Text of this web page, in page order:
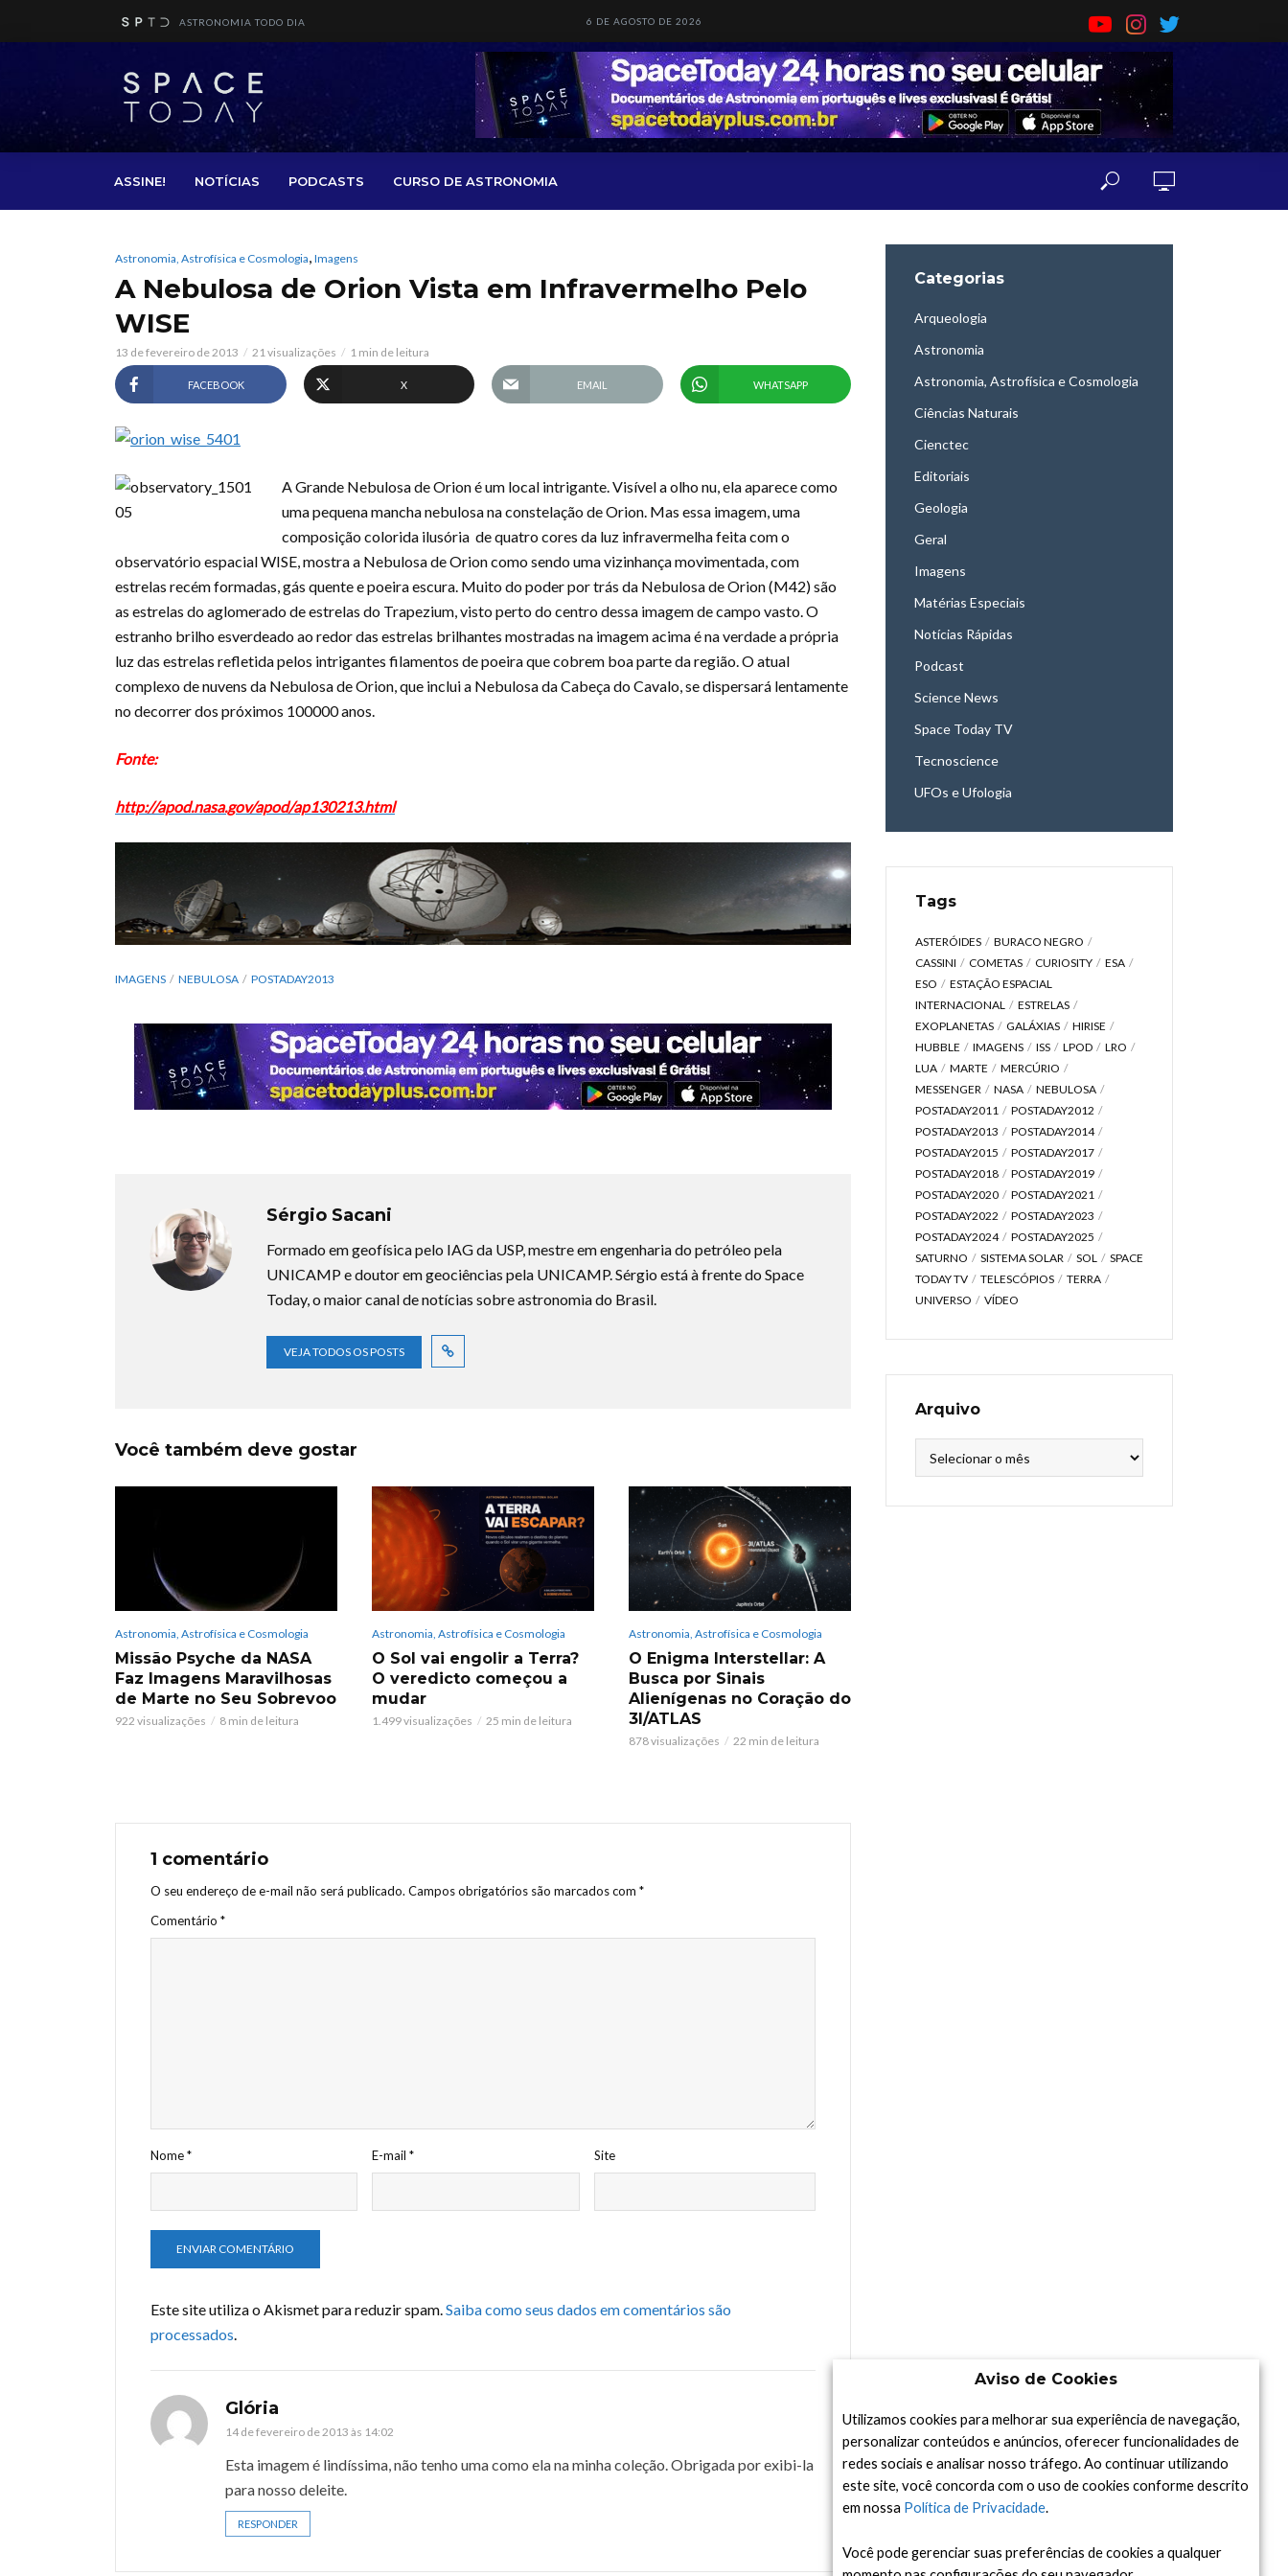
ASTRONOMIA TODO DIA 6 DE AGOSTO DE 2026
ASSINE! NOTÍCIAS PODCASTS CURSO DE ASTRONOMIA
Astronomia, Astrofísica e Cosmologia, Imagens
A Nebulosa de Orion Vista em Infravermelho Pelo
WISE
13 de fevereiro de 2013 21 visualizações 1 min de leitura
FACEBOOK X EMAIL WHATSAPP
A Grande Nebulosa de Orion é um local intrigante. Visível a olho nu, ela aparece como
uma pequena mancha nebulosa na constelação de Orion. Mas essa imagem, uma
composição colorida ilusória de quatro cores da luz infravermelha feita com o
observatório espacial WISE, mostra a Nebulosa de Orion como sendo uma vizinhança movimentada, com
estrelas recém formadas, gás quente e poeira escura. Muito do poder por trás da Nebulosa de Orion (M42) são
as estrelas do aglomerado de estrelas do Trapezium, visto perto do centro dessa imagem de campo vasto. O
estranho brilho esverdeado ao redor das estrelas brilhantes mostradas na imagem acima é na verdade a própria
luz das estrelas refletida pelos intrigantes filamentos de poeira que cobrem boa parte da região. O atual
complexo de nuvens da Nebulosa de Orion, que inclui a Nebulosa da Cabeça do Cavalo, se dispersará lentamente
no decorrer dos próximos 100000 anos.
Fonte:
http://apod.nasa.gov/apod/ap130213.html
IMAGENS NEBULOSA POSTADAY2013
Sérgio Sacani
Formado em geofísica pelo IAG da USP, mestre em engenharia do petróleo pela
UNICAMP e doutor em geociências pela UNICAMP. Sérgio está à frente do Space
Today, o maior canal de notícias sobre astronomia do Brasil.
VEJA TODOS OS POSTS
Você também deve gostar
Astronomia, Astrofísica e Cosmologia
Missão Psyche da NASA
Faz Imagens Maravilhosas
de Marte no Seu Sobrevoo
922 visualizações 8 min de leitura
Astronomia, Astrofísica e Cosmologia
O Sol vai engolir a Terra?
O veredicto começou a
mudar
1.499 visualizações 25 min de leitura
Astronomia, Astrofísica e Cosmologia
O Enigma Interstellar: A
Busca por Sinais
Alienígenas no Coração do
3I/ATLAS
878 visualizações 22 min de leitura
1 comentário
O seu endereço de e-mail não será publicado. Campos obrigatórios são marcados com *
Comentário *
Nome* E-mail* Site
Este site utiliza o Akismet para reduzir spam. Saiba como seus dados em comentários são
processados
Glória
14 de fevereiro de 2013 às 14:02
Esta imagem é lindíssima, não tenho uma como ela na minha coleção. Obrigada por exibi-la
para nosso deleite.
RESPONDER
Categorias
Arqueologia
Astronomia
Astronomia, Astrofísica e Cosmologia
Ciências Naturais
Cienctec
Editoriais
Geologia
Geral
Imagens
Matérias Especiais
Notícias Rápidas
Podcast
Science News
Space Today TV
Tecnoscience
UFOs e Ufologia
Tags
ASTERÓIDES
BURACO NEGRO
CASSINI
COMETAS CURIOSITY
ESA
ESO
ESTAÇÃO ESPACIAL
INTERNACIONAL
ESTRELAS
EXOPLANETAS
GALÁXIAS
HIRISE
HUBBLE
IMAGENS ISS LPOD
LRO
LUA
MARTE
MERCÚRIO
MESSENGER
NASA
NEBULOSA
POSTADAY2011
POSTADAY2012
POSTADAY2013
POSTADAY2014
POSTADAY2015
POSTADAY2017
POSTADAY2018
POSTADAY2019
POSTADAY2020
POSTADAY2021
POSTADAY2022
POSTADAY2023
POSTADAY2024
POSTADAY2025
SATURNO
SISTEMA SOLAR SOL
SPACE
TODAY TV
TELESCÓPIOS
TERRA
UNIVERSO
VÍDEO
Arquivo
Aviso de Cookies
Utilizamos cookies para melhorar sua experiência de navegação,
personalizar conteúdos e anúncios, oferecer funcionalidades de
redes sociais e analisar nosso tráfego. Ao continuar utilizando
este site, você concorda com o uso de cookies conforme descrito
em nossa Política de Privacidade.
Você pode gerenciar suas preferências de cookies a qualquer